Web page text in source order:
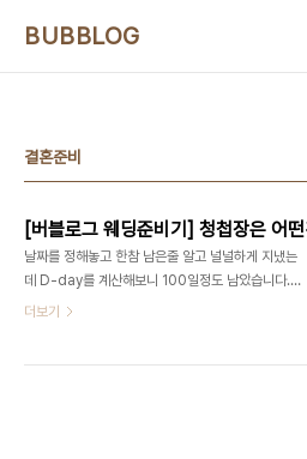
BUBBLOG
결혼준비
날짜를 정해놓고 한참 남은줄 알고 널널하게 지냈는
데 D-day를 계산해보니 100일정도 남았습니다.
아차싶었습니다. 결혼하려하니 이것저것 준비할건
더보기